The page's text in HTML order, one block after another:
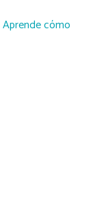
Aprende cómo